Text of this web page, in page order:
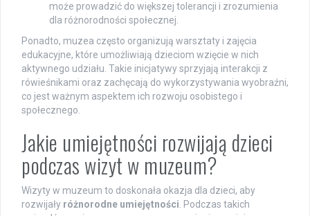
może prowadzić do większej tolerancji i zrozumienia
dla różnorodności społecznej.
Ponadto, muzea często organizują warsztaty i zajęcia
edukacyjne, które umożliwiają dzieciom wzięcie w nich
aktywnego udziału. Takie inicjatywy sprzyjają interakcji z
rówieśnikami oraz zachęcają do wykorzystywania wyobraźni,
co jest ważnym aspektem ich rozwoju osobistego i
społecznego.
Jakie umiejętności rozwijają dzieci
podczas wizyt w muzeum?
Wizyty w muzeum to doskonała okazja dla dzieci, aby
rozwijały różnorodne umiejętności. Podczas takich